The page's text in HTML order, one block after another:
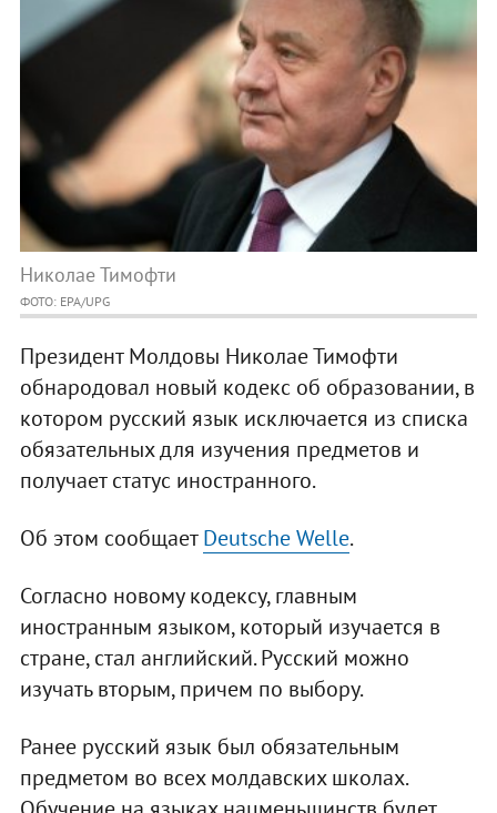
Николае Тимофти
ФОТО: EPA/UPG
Президент Молдовы Николае Тимофти
обнародовал новый кодекс об образовании, в
котором русский язык исключается из списка
обязательных для изучения предметов и
получает статус иностранного.
Об этом сообщаетDeutsche Welle.
Согласно новому кодексу, главным
иностранным языком, который изучается в
стране, стал английский. Русский можно
изучать вторым, причем по выбору.
Ранее русский язык был обязательным
предметом во всех молдавских школах.